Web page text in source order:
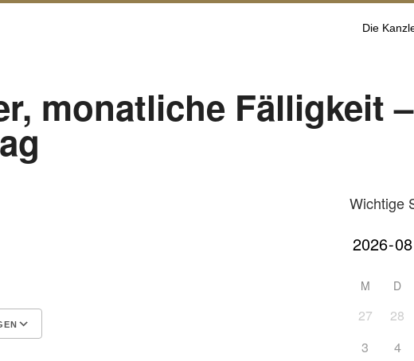
Die
monatliche Fälligkeit –
Wichtige
M D
27 28
3
4